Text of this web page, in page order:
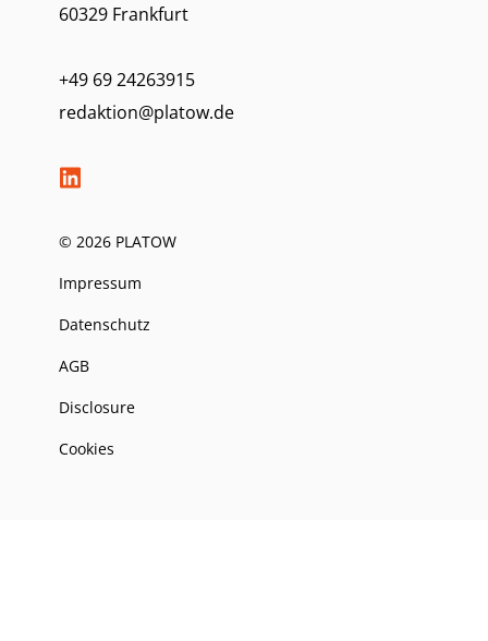
60329 Frankfurt
+49 69 24263915
redaktion@platow.de
© 2026 PLATOW
Impressum
Datenschutz
AGB
Disclosure
Cookies